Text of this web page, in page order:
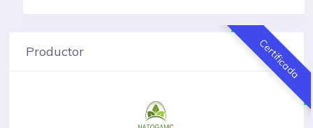
Productor Certificada